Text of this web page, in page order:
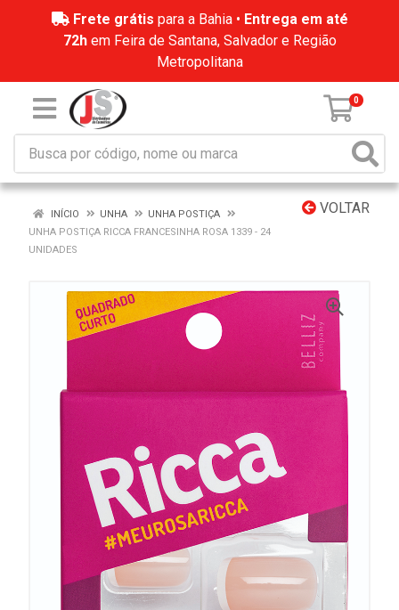
Frete grátis para a Bahia • Entrega em até
72hem Feira de Santana, Salvador e Região
Metropolitana
0
VOLTAR
INÍCIO UNHA
UNHA POSTIÇA
UNHA POSTIÇA RICCA FRANCESINHA ROSA 1339 - 24
UNIDADES